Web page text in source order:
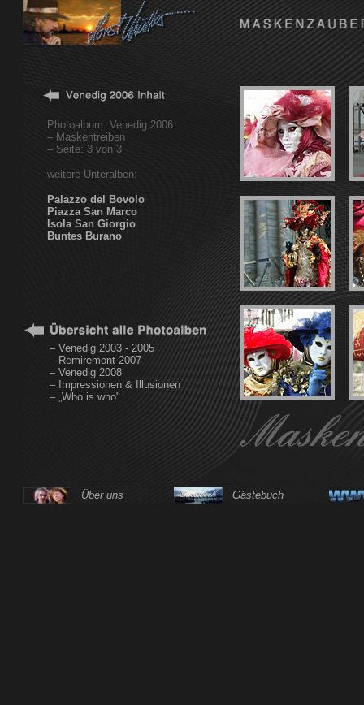
– Venedig 2003 - 2005
– Remiremont 2007
– Venedig 2008
– Impressionen & Illusionen
– „Who is who"
Photoalbum: Venedig 2006
– Maskentreiben
– Seite: 3 von 3
weitere Unteralben:
Palazzo del Bovolo
Piazza San Marco
Isola San Giorgio
Buntes Burano
Über uns Gästebuch